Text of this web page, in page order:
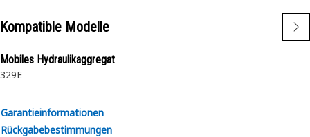
Kompatible Modelle
Mobiles Hydraulikaggregat
329E
Garantieinformationen
Rückgabebestimmungen